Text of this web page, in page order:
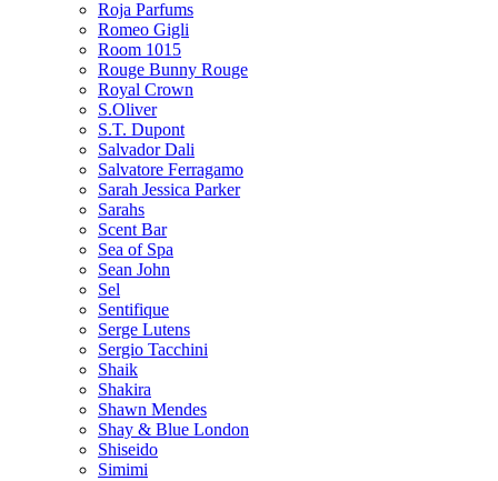
Roja Parfums
Romeo Gigli
Room 1015
Rouge Bunny Rouge
Royal Crown
S.Oliver
S.T. Dupont
Salvador Dali
Salvatore Ferragamo
Sarah Jessica Parker
Sarahs
Scent Bar
Sea of Spa
Sean John
Sel
Sentifique
Serge Lutens
Sergio Tacchini
Shaik
Shakira
Shawn Mendes
Shay & Blue London
Shiseido
Simimi